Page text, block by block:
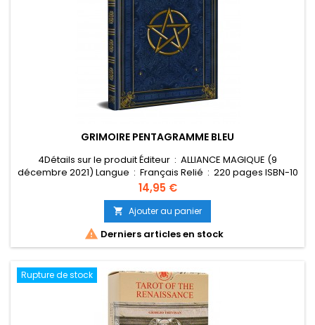
GRIMOIRE PENTAGRAMME BLEU
4Détails sur le produit Éditeur ‏ : ‎ ALLIANCE MAGIQUE (9
décembre 2021) Langue ‏ : ‎ Français Relié ‏ : ‎ 220 pages ISBN-10
‎ 490 g Dimensions ‏ : ‎ 15.5 x 2 x 21.5 cm
Prix
14,95 €
 Ajouter au panier
 Derniers articles en stock
Rupture de stock